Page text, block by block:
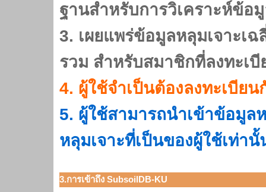
ฐานสำหรับการวิเคราะห์ข้อ
3. เผยแพร่ข้อมูลหลุมเจาะเ
รวม สำหรับสมาชิกที่ลงทะเ
4. ผู้ใช้จำเป็นต้องลงทะเบีย
5. ผู้ใช้สามารถนำเข้าข้อมูล
หลุมเจาะที่เป็นของผู้ใช้เท่านั้
3.การเข้าถึง SubsoilDB-KU